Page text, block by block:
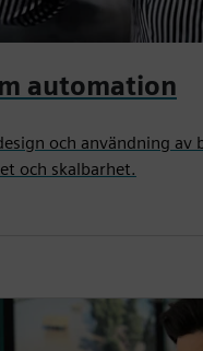
automation
och användning
och skalbarhet.